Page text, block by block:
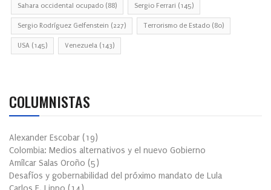
Sahara occidental ocupado (88) Sergio Ferrari (145)
Sergio Rodríguez Gelfenstein (227) Terrorismo de Estado (80)
USA (145) Venezuela (143)
COLUMNISTAS
Alexander Escobar (19)
Colombia: Medios alternativos y el nuevo Gobierno
Amílcar Salas Oroño (5)
Desafíos y gobernabilidad del próximo mandato de Lula